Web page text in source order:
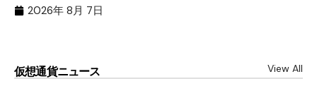
2026年 8月 7日
仮想通貨ニュース View All